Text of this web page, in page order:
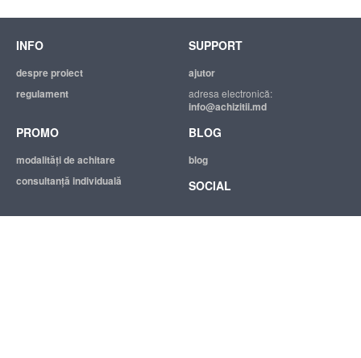
INFO
despre proiect
regulament
SUPPORT
ajutor
adresa electronică:
info@achizitii.md
PROMO
modalităţi de achitare
consultanță individuală
BLOG
blog
SOCIAL